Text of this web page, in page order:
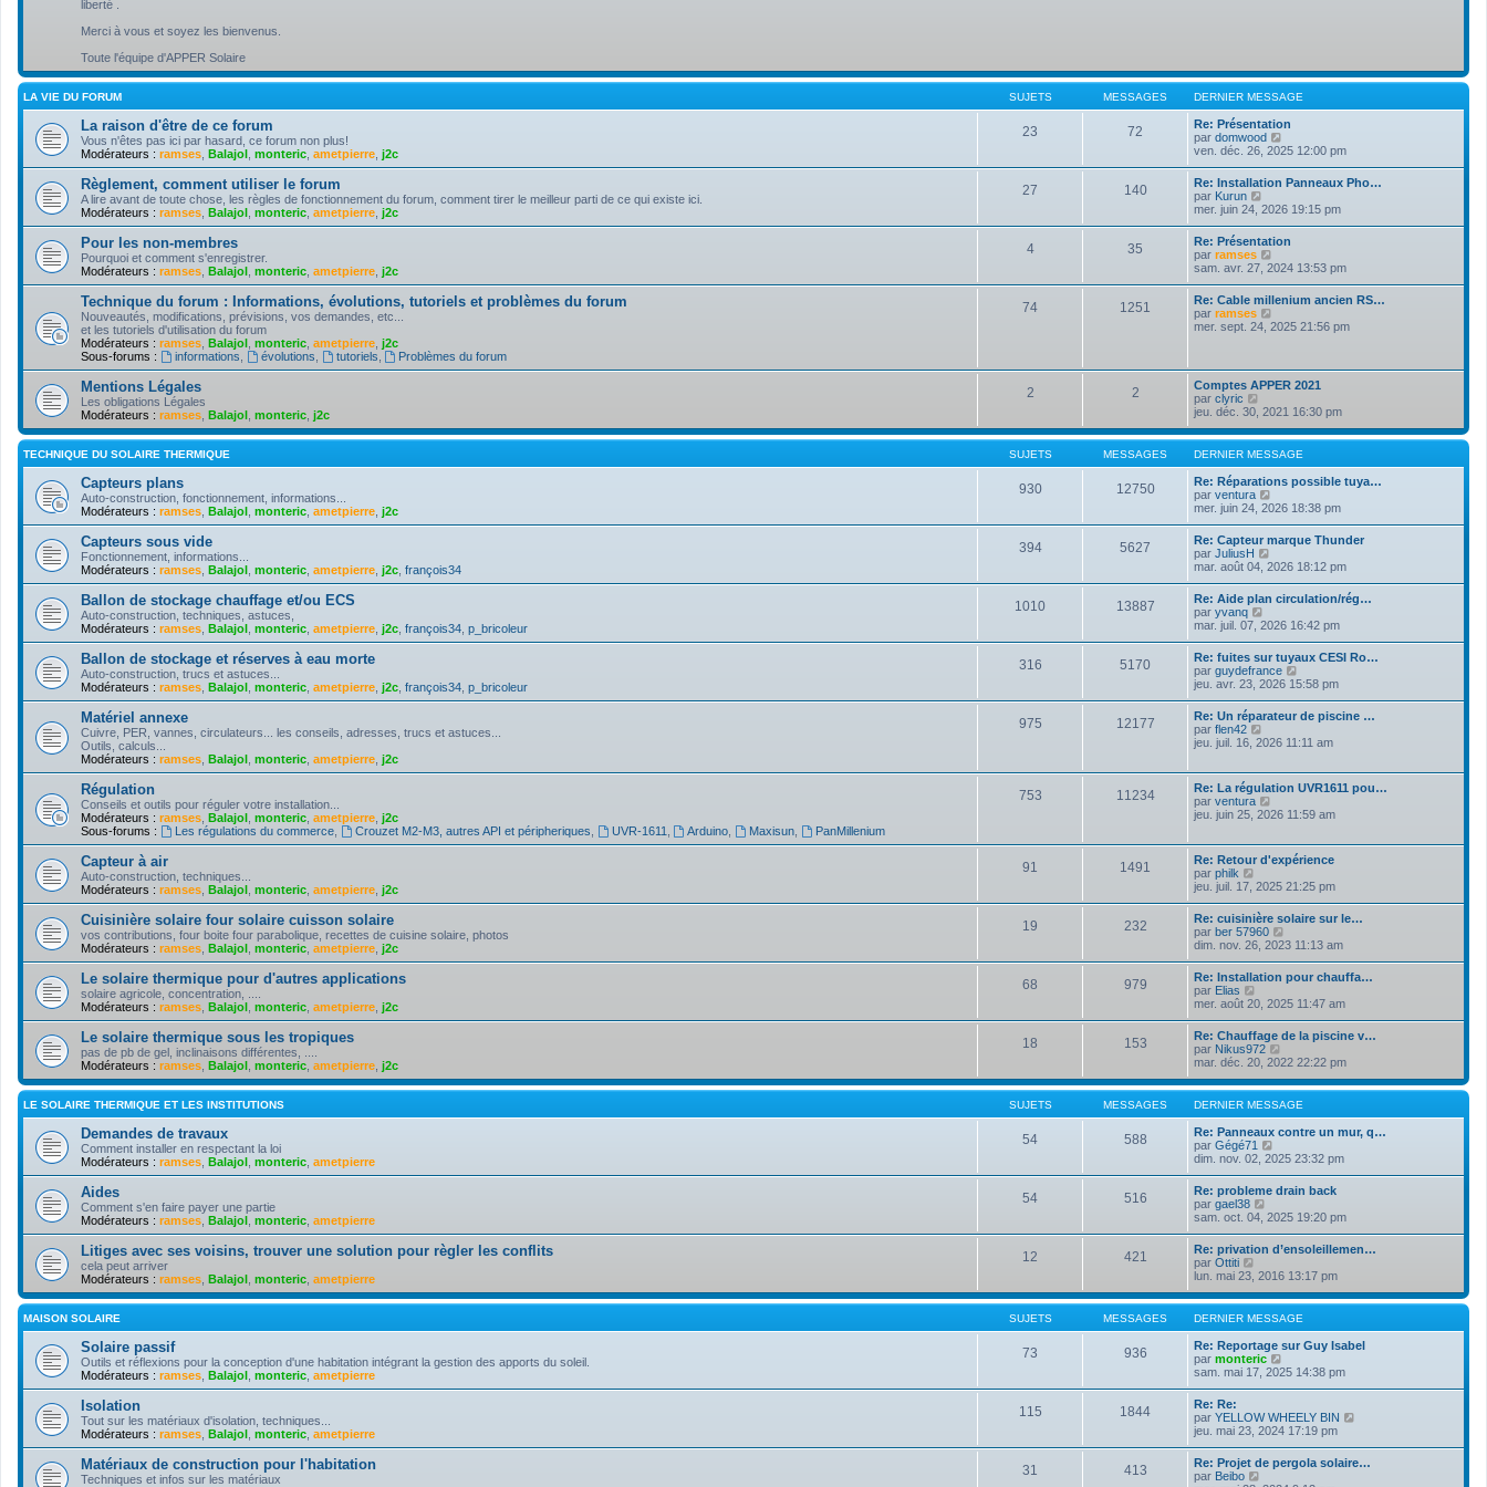
liberté .
Merci à vous et soyez les bienvenus.
Toute l'équipe d'APPER Solaire
LA VIE DU FORUM SUJETS MESSAGES DERNIER MESSAGE
La raison d'être de ce forum
Vous n'êtes pas ici par hasard, ce forum non plus!
Modérateurs : ramses Balajol monteric ametpierre j2c
23 72
Re: Présentation
par domwood
o
r
e
d
e
r
i
e
r
m
e
s
g
e
ven. déc. 26, 2025 12:00 pm
Règlement, comment utiliser le forum
A lire avant de toute chose, les règles de fonctionnement du forum, comment tirer le meilleur parti de ce qui existe ici.
Modérateurs : ramses Balajol monteric ametpierre j2c
27 140
Re: Installation Panneaux Pho…
par Kurun
o
l
e
d
e
r
n
i
m
e
s
s
a
g
mer. juin 24, 2026 19:15 pm
Pour les non-membres
Pourquoi et comment s'enregistrer.
Modérateurs : ramses Balajol monteric ametpierre j2c
4 35
Re: Présentation
par ramses
o
r
l
e
d
n
i
r
m
e
s
s
a
e
sam. avr. 27, 2024 13:53 pm
Technique du forum : Informations, évolutions, tutoriels et problèmes du forum
Nouveautés, modifications, prévisions, vos demandes, etc...
et les tutoriels d'utilisation du forum
Modérateurs : ramses Balajol monteric ametpierre j2c
Sous-forums :
informations évolutions tutoriels Problèmes du forum
74 1251
Re: Cable millenium ancien RS…
par ramses
o
e
d
e
r
n
i
e
r
m
s
s
a
e
mer. sept. 24, 2025 21:56 pm
Mentions Légales
Les obligations Légales
Modérateurs : ramses Balajol monteric j2c
2 2
Comptes APPER 2021
par clyric
o
r
l
d
e
r
n
i
e
r
m
e
s
s
a
jeu. déc. 30, 2021 16:30 pm
TECHNIQUE DU SOLAIRE THERMIQUE SUJETS MESSAGES DERNIER MESSAGE
Capteurs plans
Auto-construction, fonctionnement, informations...
Modérateurs : ramses Balajol monteric ametpierre j2c
930 12750
Re: Réparations possible tuya…
par ventura
o
l
e
d
e
r
i
e
r
m
e
s
s
a
e
mer. juin 24, 2026 18:38 pm
Capteurs sous vide
Fonctionnement, informations...
Modérateurs : ramses Balajol monteric ametpierre j2c françois34
394 5627
Re: Capteur marque Thunder
par JuliusH
o
l
e
d
e
r
n
i
e
r
m
e
s
a
g
mar. août 04, 2026 18:12 pm
Ballon de stockage chauffage et/ou ECS
Auto-construction, techniques, astuces,
Modérateurs : ramses Balajol monteric ametpierre j2c françois34 p_bricoleur
1010 13887
Re: Aide plan circulation/rég…
par yvanq
o
l
e
d
e
r
i
r
m
e
s
s
g
e
mar. juil. 07, 2026 16:42 pm
Ballon de stockage et réserves à eau morte
Auto-construction, trucs et astuces...
Modérateurs : ramses Balajol monteric ametpierre j2c françois34 p_bricoleur
316 5170
Re: fuites sur tuyaux CESI Ro…
par guydefrance
o
l
e
d
r
n
e
m
e
s
s
a
g
e
jeu. avr. 23, 2026 15:58 pm
Matériel annexe
Cuivre, PER, vannes, circulateurs... les conseils, adresses, trucs et astuces...
Outils, calculs...
Modérateurs : ramses Balajol monteric ametpierre j2c
975 12177
Re: Un réparateur de piscine …
par flen42
o
l
e
d
e
n
i
r
m
e
s
s
a
g
e
jeu. juil. 16, 2026 11:11 am
Régulation
Conseils et outils pour réguler votre installation...
Modérateurs : ramses Balajol monteric ametpierre j2c
Sous-forums :
Les régulations du commerce, Crouzet M2-M3, autres API et péripheriques UVR-1611 Arduino Maxisun PanMillenium
753 11234
Re: La régulation UVR1611 pou…
par ventura
o
e
d
e
r
n
i
e
r
m
e
s
s
a
g
e
jeu. juin 25, 2026 11:59 am
Capteur à air
Auto-construction, techniques...
Modérateurs : ramses Balajol monteric ametpierre j2c
91 1491
Re: Retour d'expérience
par philk
o
r
l
e
d
e
r
i
e
r
m
e
s
s
g
jeu. juil. 17, 2025 21:25 pm
Cuisinière solaire four solaire cuisson solaire
vos contributions, four boite four parabolique, recettes de cuisine solaire, photos
Modérateurs : ramses Balajol monteric ametpierre j2c
19 232
Re: cuisinière solaire sur le…
par ber 57960
o
l
e
d
e
r
i
e
r
m
e
s
a
dim. nov. 26, 2023 11:13 am
Le solaire thermique pour d'autres applications
solaire agricole, concentration, ....
Modérateurs : ramses Balajol monteric ametpierre j2c
68 979
Re: Installation pour chauffa…
par Elias
o
r
l
e
d
e
r
n
i
e
r
m
e
s
s
a
g
mer. août 20, 2025 11:47 am
Le solaire thermique sous les tropiques
pas de pb de gel, inclinaisons différentes, ....
Modérateurs : ramses Balajol monteric ametpierre j2c
18 153
Re: Chauffage de la piscine v…
par Nikus972
o
r
l
d
e
r
n
i
e
m
e
s
a
e
mar. déc. 20, 2022 22:22 pm
LE SOLAIRE THERMIQUE ET LES INSTITUTIONS SUJETS MESSAGES DERNIER MESSAGE
Demandes de travaux
Comment installer en respectant la loi
Modérateurs : ramses Balajol monteric ametpierre
54 588
Re: Panneaux contre un mur, q…
par Gégé71
o
l
e
d
e
r
i
e
r
m
e
s
s
a
dim. nov. 02, 2025 23:32 pm
Aides
Comment s'en faire payer une partie
Modérateurs : ramses Balajol monteric ametpierre
54 516
Re: probleme drain back
par gael38
o
l
e
d
e
r
n
i
e
r
m
e
s
a
sam. oct. 04, 2025 19:20 pm
Litiges avec ses voisins, trouver une solution pour règler les conflits
cela peut arriver
Modérateurs : ramses Balajol monteric ametpierre
12 421
Re: privation d’ensoleillemen…
par Ottiti
o
r
l
d
e
r
n
i
r
m
e
s
s
lun. mai 23, 2016 13:17 pm
MAISON SOLAIRE SUJETS MESSAGES DERNIER MESSAGE
Solaire passif
Outils et réflexions pour la conception d'une habitation intégrant la gestion des apports du soleil.
Modérateurs : ramses Balajol monteric ametpierre
73 936
Re: Reportage sur Guy Isabel
par monteric
o
e
d
e
r
sam. mai 17, 2025 14:38 pm
Isolation
Tout sur les matériaux d'isolation, techniques...
Modérateurs : ramses Balajol monteric ametpierre
115 1844
Re: Re:
par YELLOW WHEELY BIN
l
jeu. mai 23, 2024 17:19 pm
Matériaux de construction pour l'habitation
Techniques et infos sur les matériaux
31 413
Re: Projet de pergola solaire…
par Beibo